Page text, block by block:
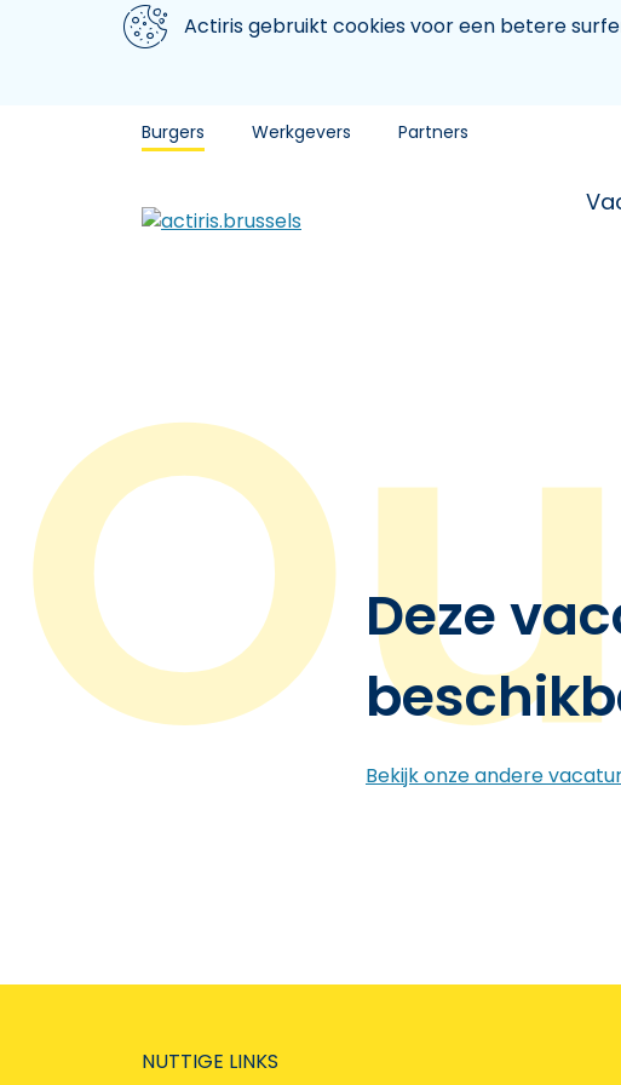
Aller au contenu principal
We gebruiken cookiesActiris gebruikt cookies voor een betere
Burgers Werkgevers Partners
Deze
Bekijk onze andere
NUTTIGE LINKS